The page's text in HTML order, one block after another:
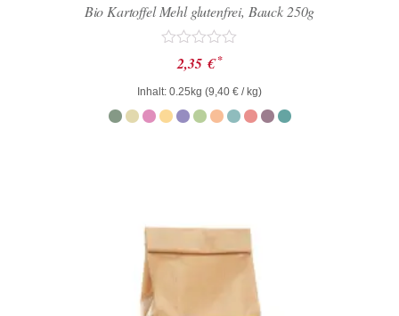
Bio Kartoffel Mehl glutenfrei, Bauck 250g
Bewertet
mit
0
von
5
2,35 € *
Inhalt: 0.25kg (9,40 € / kg)